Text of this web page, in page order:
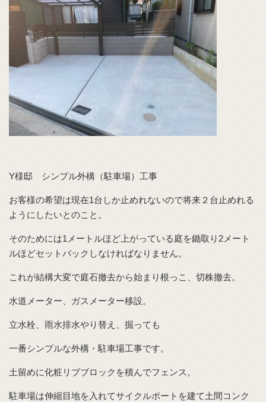
Y様邸 シンプル外構（駐車場）工事
お客様の希望は現在1台しか止めれないので将来２台止めれる
ようにしたいとのこと。
そのためには1メートルほど上がっている庭を鋤取り2メート
ルほどセットバックしなければなりません。
これが結構大変で庭石撤去から始まり根っこ、切株撤去。
水道メーター、ガスメーター移設。
立水栓、雨水排水やり替え、掘っても
一番シンプルな外構・駐車場工事です。
土留めに化粧リブブロックを積んでフェンス。
駐車場は伸縮目地を入れてサイクルポートを建て土間コンク